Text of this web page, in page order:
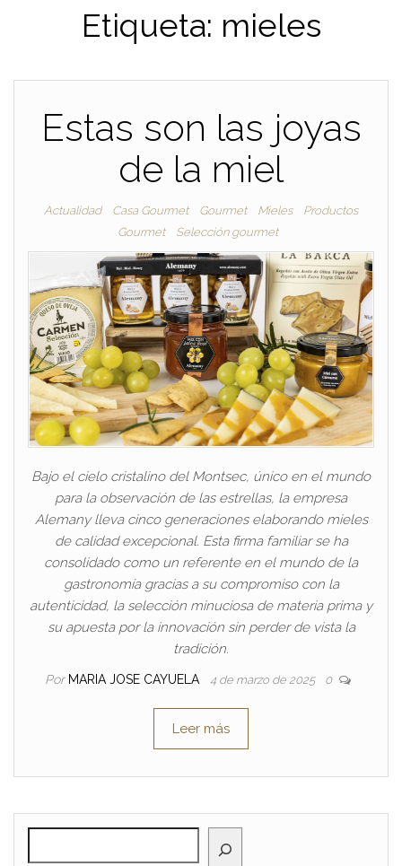
Etiqueta: mieles
Estas son las joyas
de la miel
Actualidad Casa Gourmet Gourmet Mieles
Productos
Gourmet
Selección gourmet
Bajo el cielo cristalino del Montsec, único en el mundo
para la observación de las estrellas, la empresa
Alemany lleva cinco generaciones elaborando mieles
de calidad excepcional. Esta firma familiar se ha
consolidado como un referente en el mundo de la
gastronomía gracias a su compromiso con la
autenticidad, la selección minuciosa de materia prima y
su apuesta por la innovación sin perder de vista la
tradición.
Por MARIA JOSE CAYUELA 4 de marzo de 2025 0
Leer más